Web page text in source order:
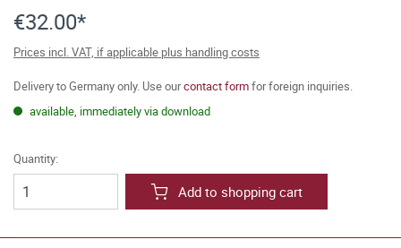
€32.00*
Prices incl. VAT, if applicable plus handling costs
Delivery to Germany only. Use ourcontact formfor foreign inquiries.
available, immediately via download
Quantity:
Add to shopping cart